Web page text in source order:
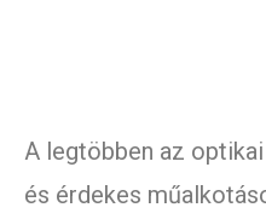
A legtöbben az
és érdekes